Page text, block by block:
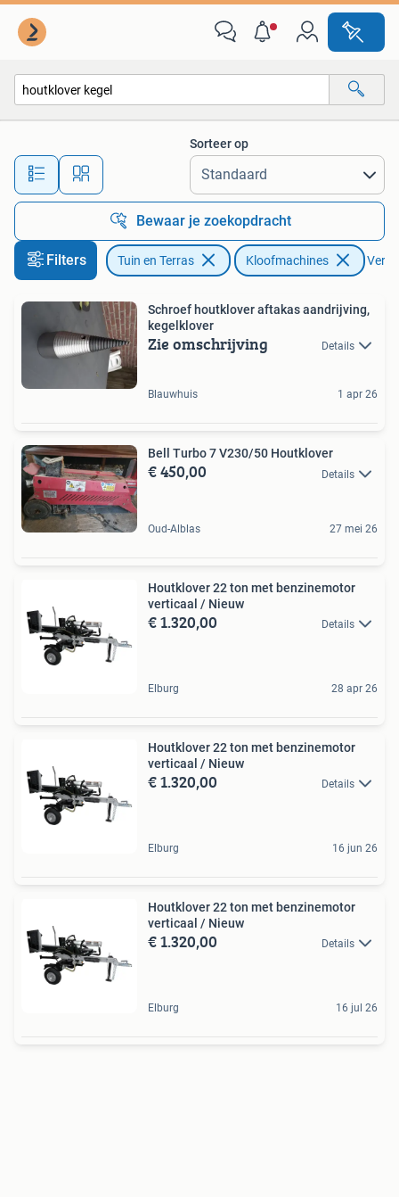
Alle afstanden…
Sorteer op
Bewaar je zoekopdracht
Filters Tuin en Terras Kloofmachines
Schroef houtklover aftakas aandrijving,
kegelklover
Zie omschrijving Details
Blauwhuis 1 apr 26
Bell Turbo 7 V230/50 Houtklover
€ 450,00 Details
Oud-Alblas 27 mei 26
Houtklover 22 ton met benzinemotor
verticaal / Nieuw
€ 1.320,00 Details
Elburg 28 apr 26
Houtklover 22 ton met benzinemotor
verticaal / Nieuw
€ 1.320,00 Details
Elburg 16 jun 26
Houtklover 22 ton met benzinemotor
verticaal / Nieuw
€ 1.320,00 Details
Elburg 16 jul 26